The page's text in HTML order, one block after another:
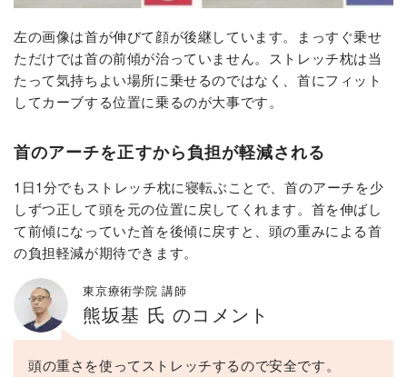
左の画像は首が伸びて顔が後継しています。まっすぐ乗せ
ただけでは首の前傾が治っていません。ストレッチ枕は当
たって気持ちよい場所に乗せるのではなく、首にフィット
してカーブする位置に乗るのが大事です。
首のアーチを正すから負担が軽減される
1日1分でもストレッチ枕に寝転ぶことで、首のアーチを少
しずつ正して頭を元の位置に戻してくれます。首を伸ばし
て前傾になっていた首を後傾に戻すと、頭の重みによる首
の負担軽減が期待できます。
東京療術学院 講師
熊坂基 氏 のコメント
頭の重さを使ってストレッチするので安全です。